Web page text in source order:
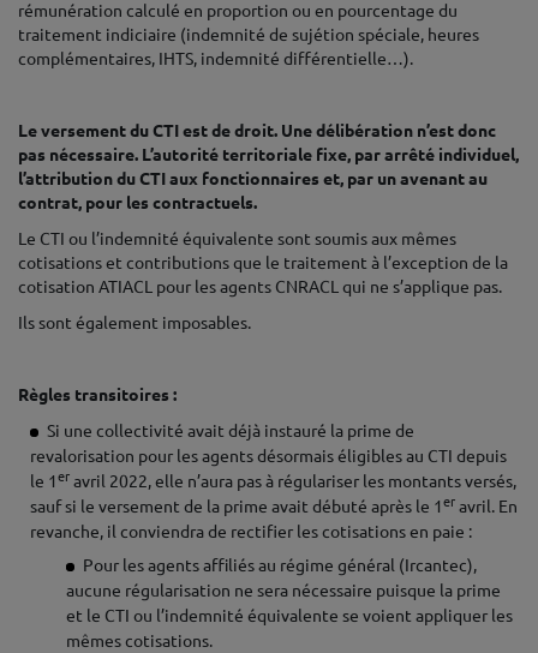
rémunération calculé en proportion ou en pourcentage du
traitement indiciaire (indemnité de sujétion spéciale, heures
complémentaires, IHTS, indemnité différentielle…).
Le versement du CTI est de droit. Une délibération n’est donc
pas nécessaire. L’autorité territoriale fixe, par arrêté individuel,
l’attribution du CTI aux fonctionnaires et, par un avenant au
contrat, pour les contractuels.
Le CTI ou l’indemnité équivalente sont soumis aux mêmes
cotisations et contributions que le traitement à l’exception de la
cotisation ATIACL pour les agents CNRACL qui ne s’applique pas.
Ils sont également imposables.
Règles transitoires :
Si une collectivité avait déjà instauré la prime de
revalorisation pour les agents désormais éligibles au CTI depuis
le 1 er avril 2022, elle n’aura pas à régulariser les montants versés,
sauf si le versement de la prime avait débuté après le 1 er avril. En
revanche, il conviendra de rectifier les cotisations en paie :
Pour les agents affiliés au régime général (Ircantec),
aucune régularisation ne sera nécessaire puisque la prime
et le CTI ou l’indemnité équivalente se voient appliquer les
mêmes cotisations.